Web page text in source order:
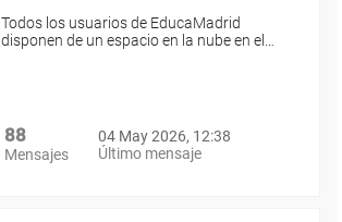
Todos los usuarios de EducaMadrid
disponen de un espacio en la nube en el…
88
Mensajes
04 May 2026, 12:38
Último mensaje